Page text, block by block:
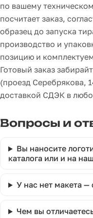
по вашему
посчитает заказ,
образец до запуска
производство и
позицию и
Готовый заказ
(проезд Серебрякова,
доставкой СДЭК в
Вопросы и
Вы наносите
каталога или и на
У нас нет макета —
Чем вы